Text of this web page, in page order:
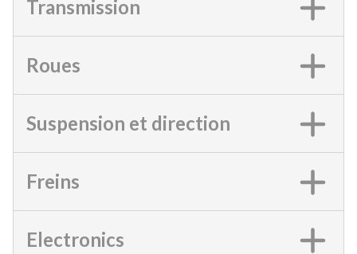
Transmission
Roues
Suspension et direction
Freins
Electronics